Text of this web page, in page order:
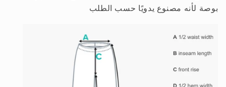
بوصة لأنه مصنوع يدويًا حسب الطلب